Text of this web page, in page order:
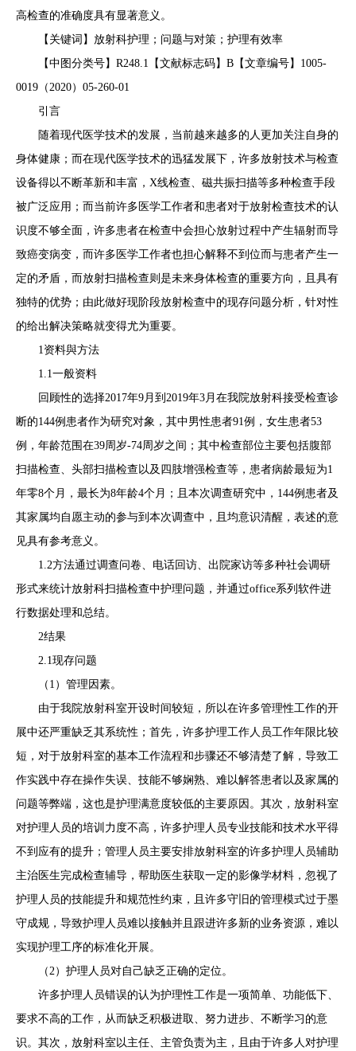
高检查的准确度具有显著意义。
【关键词】放射科护理；问题与对策；护理有效率
【中图分类号】R248.1【文献标志码】B【文章编号】1005-
0019（2020）05-260-01
引言
随着现代医学技术的发展，当前越来越多的人更加关注自身的
身体健康；而在现代医学技术的迅猛发展下，许多放射技术与检查
设备得以不断革新和丰富，X线检查、磁共振扫描等多种检查手段
被广泛应用；而当前许多医学工作者和患者对于放射检查技术的认
识度不够全面，许多患者在检查中会担心放射过程中产生辐射而导
致癌变病变，而许多医学工作者也担心解释不到位而与患者产生一
定的矛盾，而放射扫描检查则是未来身体检查的重要方向，且具有
独特的优势；由此做好现阶段放射检查中的现存问题分析，针对性
的给出解决策略就变得尤为重要。
1资料與方法
1.1一般资料
回顾性的选择2017年9月到2019年3月在我院放射科接受检查诊
断的144例患者作为研究对象，其中男性患者91例，女生患者53
例，年龄范围在39周岁-74周岁之间；其中检查部位主要包括腹部
扫描检查、头部扫描检查以及四肢增强检查等，患者病龄最短为1
年零8个月，最长为8年龄4个月；且本次调查研究中，144例患者及
其家属均自愿主动的参与到本次调查中，且均意识清醒，表述的意
见具有参考意义。
1.2方法通过调查问卷、电话回访、出院家访等多种社会调研
形式来统计放射科扫描检查中护理问题，并通过office系列软件进
行数据处理和总结。
2结果
2.1现存问题
（1）管理因素。
由于我院放射科室开设时间较短，所以在许多管理性工作的开
展中还严重缺乏其系统性；首先，许多护理工作人员工作年限比较
短，对于放射科室的基本工作流程和步骤还不够清楚了解，导致工
作实践中存在操作失误、技能不够娴熟、难以解答患者以及家属的
问题等弊端，这也是护理满意度较低的主要原因。其次，放射科室
对护理人员的培训力度不高，许多护理人员专业技能和技术水平得
不到应有的提升；管理人员主要安排放射科室的许多护理人员辅助
主治医生完成检查辅导，帮助医生获取一定的影像学材料，忽视了
护理人员的技能提升和规范性约束，且许多守旧的管理模式过于墨
守成规，导致护理人员难以接触并且跟进许多新的业务资源，难以
实现护理工序的标准化开展。
（2）护理人员对自己缺乏正确的定位。
许多护理人员错误的认为护理性工作是一项简单、功能低下、
要求不高的工作，从而缺乏积极进取、努力进步、不断学习的意
识。其次，放射科室以主任、主管负责为主，且由于许多人对护理